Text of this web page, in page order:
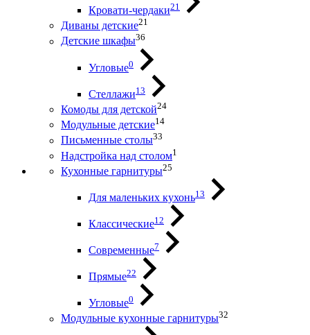
Кровати-чердаки21
Диваны детские21
Детские шкафы36
Угловые0
Стеллажи13
Комоды для детской24
Модульные детские14
Письменные столы33
Надстройка над столом1
Кухонные гарнитуры25
Для маленьких кухонь13
Классические12
Современные7
Прямые22
Угловые0
Модульные кухонные гарнитуры32